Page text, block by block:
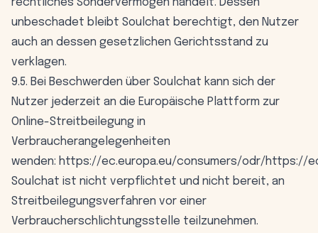
rechtliches Sondervermögen handelt. Dessen
unbeschadet bleibt Soulchat berechtigt, den Nutzer
auch an dessen gesetzlichen Gerichtsstand zu
verklagen.
9.5. Bei Beschwerden über Soulchat kann sich der
Nutzer jederzeit an die Europäische Plattform zur
Online-Streitbeilegung in
Verbraucherangelegenheiten
wenden: https://ec.europa.eu/consumers/odr/https://
Soulchat ist nicht verpflichtet und nicht bereit, an
Streitbeilegungsverfahren vor einer
Verbraucherschlichtungsstelle teilzunehmen.